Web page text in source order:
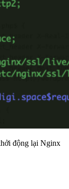
động lại Nginx